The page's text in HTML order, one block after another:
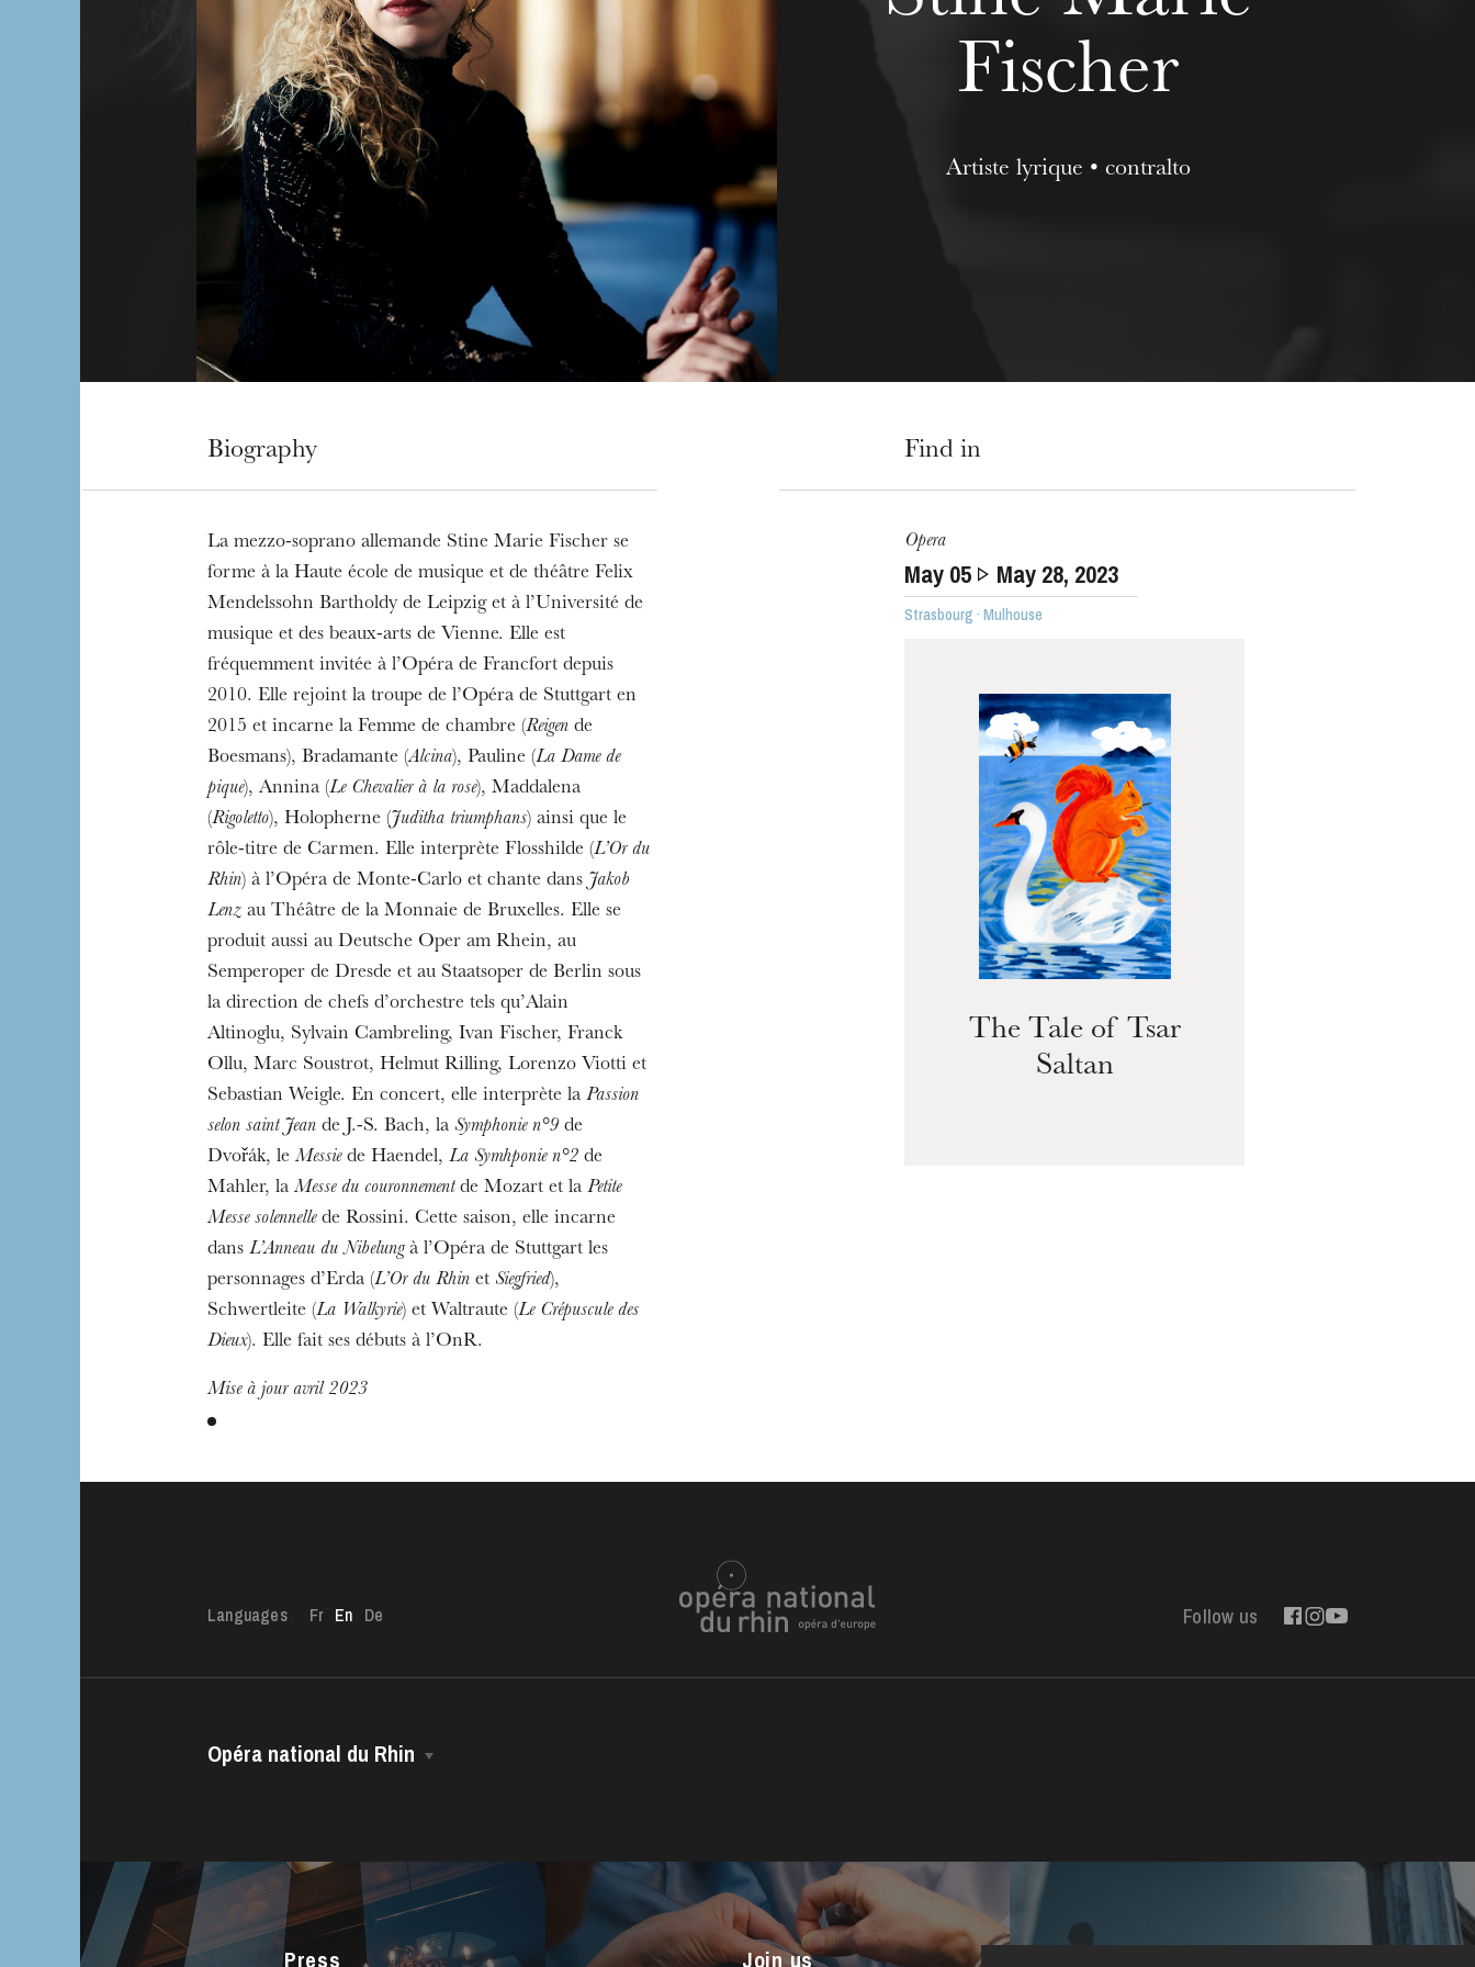
The OnR with you
Guided tours of the Opera
House
House
WEDNESDAY
19
Fischer
Artiste lyrique • contralto
Biography
La mezzo-soprano allemande Stine Marie Fischer se
forme à la Haute école de musique et de théâtre Felix
Mendelssohn Bartholdy de Leipzig et à l’Université de
musique et des beaux-arts de Vienne. Elle est
fréquemment invitée à l’Opéra de Francfort depuis
2010. Elle rejoint la troupe de l’Opéra de Stuttgart en
2015 et incarne la Femme de chambre (Reigende
Boesmans), Bradamante (Alcina), Pauline (La Dame de
pique), Annina (Le Chevalier à la rose), Maddalena
(Rigoletto), Holopherne (Juditha triumphans) ainsi que le
rôle-titre de Carmen. Elle interprète Flosshilde (L’Or du
Rhin) à l’Opéra de Monte-Carlo et chante dansJakob
Lenzau Théâtre de la Monnaie de Bruxelles. Elle se
produit aussi au Deutsche Oper am Rhein, au
Semperoper de Dresde et au Staatsoper de Berlin sous
la direction de chefs d’orchestre tels qu’Alain
Altinoglu, Sylvain Cambreling, Ivan Fischer, Franck
Ollu, Marc Soustrot, Helmut Rilling, Lorenzo Viotti et
Sebastian Weigle. En concert, elle interprète la Passion
selon saint Jeande J.-S. Bach, la Symphonie n°9de
Dvořák, leMessiede Haendel, La Symhponie n°2de
Mahler, laMesse du couronnementde Mozart et la Petite
Messe solennellede Rossini. Cette saison, elle incarne
dans L’Anneau du Nibelungà l’Opéra de Stuttgart les
personnages d’Erda (L’Or du Rhinet Siegfried),
Schwertleite (La Walkyrie) et Waltraute (Le Crépuscule des
Dieux). Elle fait ses débuts à l’OnR.
Mise à jour avril 2023
Find in
Opera
May 05 May 28, 2023
Strasbourg · Mulhouse
The Tale of Tsar
Saltan
Languages Fr En De Follow us
Opéra national du Rhin
Managing Director
The Opéra national du Rhin Ballet
Choir
Press Join us